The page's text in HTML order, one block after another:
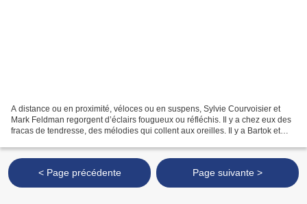
A distance ou en proximité, véloces ou en suspens, Sylvie Courvoisier et
Mark Feldman regorgent d’éclairs fougueux ou réfléchis. Il y a chez eux des
fracas de tendresse, des mélodies qui collent aux oreilles. Il y a Bartok et
< Page précédente Page suivante >